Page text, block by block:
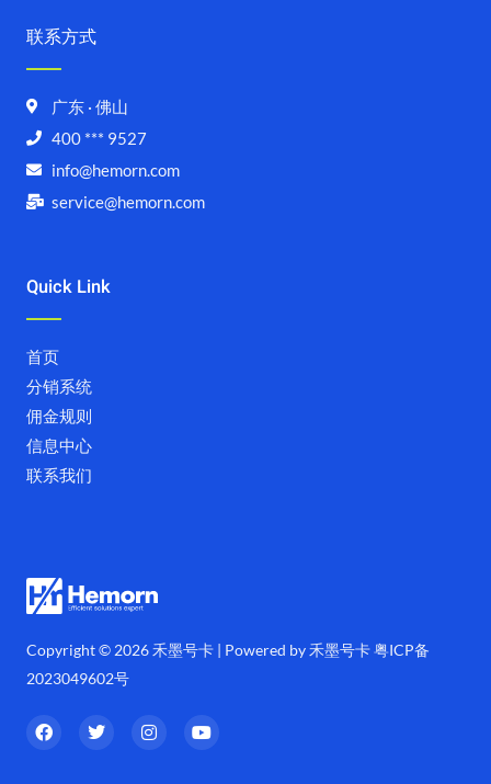
Copyright © 2026 禾墨号卡 | Powered by 禾墨号卡粤ICP备
2023049602号
F
a
T
w
I
n
Y
o
Quick Link
首页
分销系统
佣金规则
信息中心
联系我们
联系方式
广东 · 佛山
400 *** 9527
info@hemorn.com
service@hemorn.com